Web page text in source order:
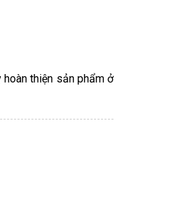
thiện sản phẩm ở